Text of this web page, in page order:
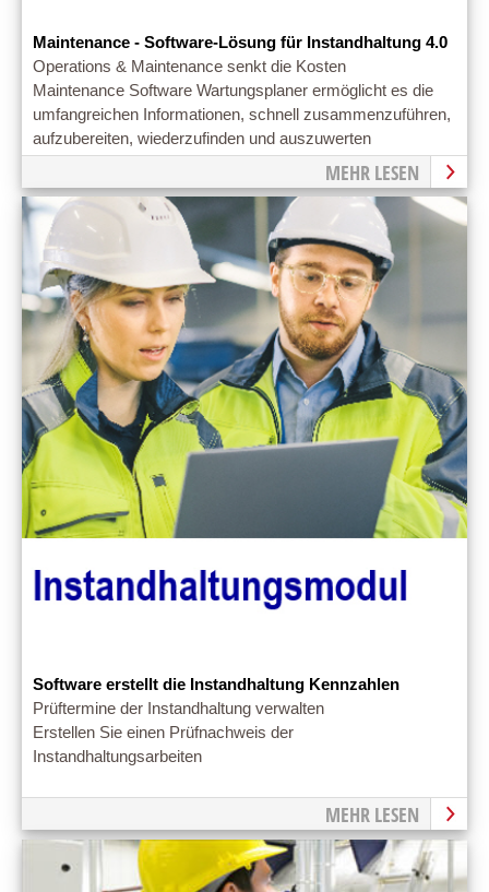
Maintenance - Software-Lösung für Instandhaltung 4.0
Operations & Maintenance senkt die Kosten
Maintenance Software Wartungsplaner ermöglicht es die
umfangreichen Informationen, schnell zusammenzuführen,
aufzubereiten, wiederzufinden und auszuwerten
MEHR LESEN
Software erstellt die Instandhaltung Kennzahlen
Prüftermine der Instandhaltung verwalten
Erstellen Sie einen Prüfnachweis der
Instandhaltungsarbeiten
MEHR LESEN